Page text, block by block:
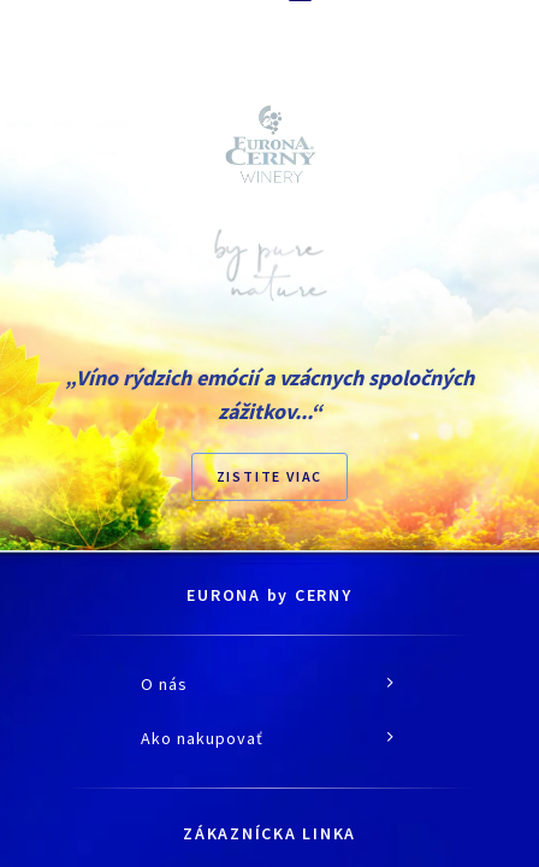
„Víno rýdzich emócií a vzácnych spoločných
zážitkov...“
ZISTITE VIAC
EURONA by CERNY
O nás
O spoločnosti
Kontaktné údaje
Ako nakupovať
Všetko o nákupe
ZÁKAZNÍCKA LINKA